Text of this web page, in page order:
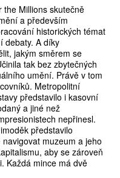
the Millions skutečně
a především
historických témat
debaty. A díky
jakým směrem se
tak bez zbytečných
umění. Právě v tom
Metropolitní
představilo i kasovní
a jiné než
nepřinesl.
představilo
muzeum a jeho
aby se zároveň
Každá mince má dvě